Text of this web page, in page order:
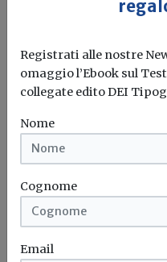
Il governo ha allo
Potrebbe
Attualità
PNRR, gli
garanzia per
qualità e senza
sostenibilità»
Il Consiglio Nazionale
l'estensione...
Registrati alle nostre
omaggio l’Ebook sul
collegate edito DEI
Nome
Cognome
Email